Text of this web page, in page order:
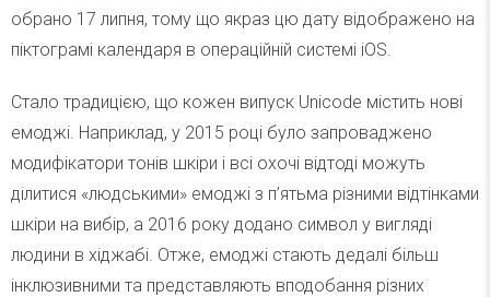
обрано 17 липня, тому що якраз цю дату відображено на
піктограмі календаря в операційній системі iOS.
Стало традицією, що кожен випуск Unicode містить нові
емоджі. Наприклад, у 2015 році було запроваджено
модифікатори тонів шкіри і всі охочі відтоді можуть
ділитися «людськими» емоджі з п’ятьма різними відтінками
шкіри на вибір, а 2016 року додано символ у вигляді
людини в хіджабі. Отже, емоджі стають дедалі більш
інклюзивними та представляють вподобання різних